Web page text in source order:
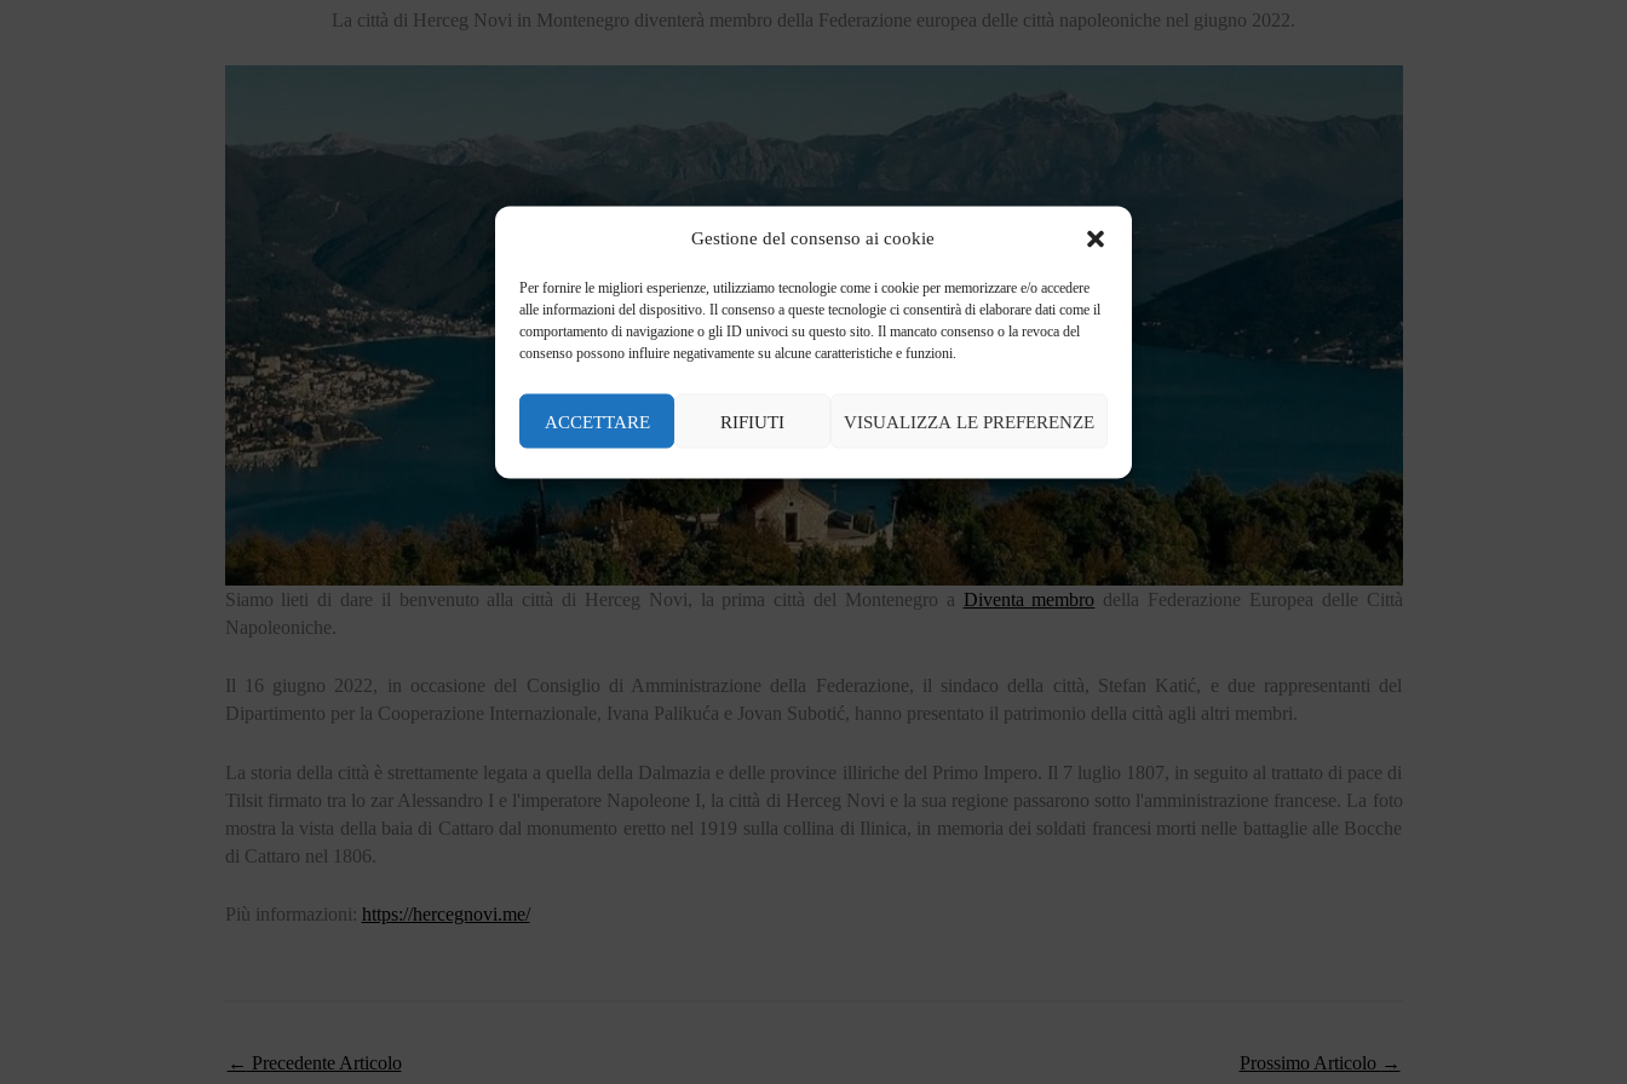
Gestione del consenso ai cookie
Per fornire le migliori esperienze, utilizziamo tecnologie come i cookie per memorizzare e/o accedere
alle informazioni del dispositivo. Il consenso a queste tecnologie ci consentirà di elaborare dati come il
comportamento di navigazione o gli ID univoci su questo sito. Il mancato consenso o la revoca del
consenso possono influire negativamente su alcune caratteristiche e funzioni.
ACCETTARE RIFIUTI VISUALIZZA LE PREFERENZE
La città di Herceg Novi in Montenegro diventerà membro della Federazione europea delle città napoleoniche nel giugno 2022.
Siamo lieti di dare il benvenuto alla città di Herceg Novi, la prima città del Montenegro a Diventa membro della Federazione Europea delle Città
Napoleoniche.
Il 16 giugno 2022, in occasione del Consiglio di Amministrazione della Federazione, il sindaco della città, Stefan Katić, e due rappresentanti del
Dipartimento per la Cooperazione Internazionale, Ivana Palikuća e Jovan Subotić, hanno presentato il patrimonio della città agli altri membri.
La storia della città è strettamente legata a quella della Dalmazia e delle province illiriche del Primo Impero. Il 7 luglio 1807, in seguito al trattato di pace di
Tilsit firmato tra lo zar Alessandro I e l'imperatore Napoleone I, la città di Herceg Novi e la sua regione passarono sotto l'amministrazione francese. La foto
mostra la vista della baia di Cattaro dal monumento eretto nel 1919 sulla collina di Ilinica, in memoria dei soldati francesi morti nelle battaglie alle Bocche
di Cattaro nel 1806.
Più informazioni: https://hercegnovi.me/
← Precedente Articolo Prossimo Articolo →